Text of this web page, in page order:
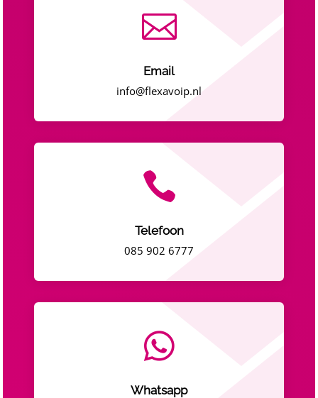

Email
info@flexavoip.nl

Telefoon
085 902 6777

Whatsapp